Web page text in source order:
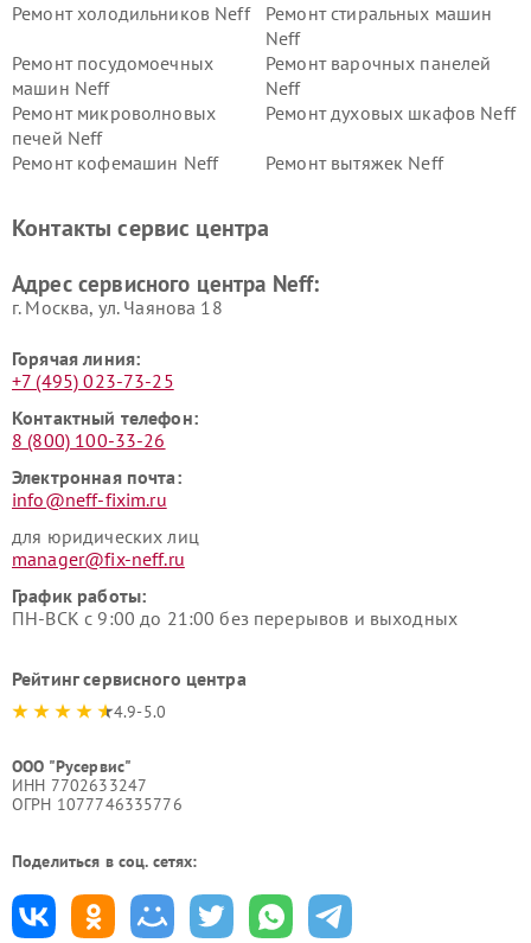
Ремонт холодильников Neff
Ремонт стиральных машин
Neff
Ремонт посудомоечных
машин Neff
Ремонт варочных панелей
Neff
Ремонт микроволновых
печей Neff
Ремонт духовых шкафов Neff
Ремонт кофемашин Neff Ремонт вытяжек Neff
Контакты сервис центра
Адрес сервисного центра Neff:
г. Москва, ул. Чаянова 18
Горячая линия:
+7 (495) 023-73-25
Контактный телефон:
8 (800) 100-33-26
Электронная почта:
info@neff-fixim.ru
для юридических лиц
manager@fix-neff.ru
График работы:
ПН-ВСК с 9:00 до 21:00 без перерывов и выходных
Рейтинг сервисного центра
4.9-5.0
ООО "Русервис"
ИНН 7702633247
ОГРН 1077746335776
Поделиться в соц. сетях: